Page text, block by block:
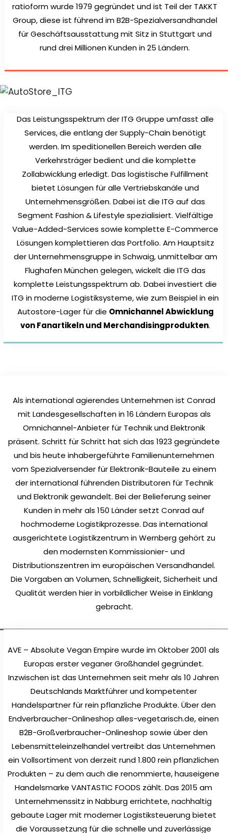
ratioform wurde 1979 gegründet und ist Teil der TAKKT
Group, diese ist führend im B2B-Spezialversandhandel
für Geschäftsausstattung mit Sitz in Stuttgart und
rund drei Millionen Kunden in 25 Ländern.
Das Leistungsspektrum der ITG Gruppe umfasst alle
Services, die entlang der Supply-Chain benötigt
werden. Im speditionellen Bereich werden alle
Verkehrsträger bedient und die komplette
Zollabwicklung erledigt. Das logistische Fulfillment
bietet Lösungen für alle Vertriebskanäle und
Unternehmensgrößen. Dabei ist die ITG auf das
Segment Fashion & Lifestyle spezialisiert. Vielfältige
Value-Added-Services sowie komplette E-Commerce
Lösungen komplettieren das Portfolio. Am Hauptsitz
der Unternehmensgruppe in Schwaig, unmittelbar am
Flughafen München gelegen, wickelt die ITG das
komplette Leistungsspektrum ab. Dabei investiert die
ITG in moderne Logistiksysteme, wie zum Beispiel in ein
Autostore-Lager für die Omnichannel Abwicklung
von Fanartikeln und Merchandisingprodukten.
Als international agierendes Unternehmen ist Conrad
mit Landesgesellschaften in 16 Ländern Europas als
Omnichannel-Anbieter für Technik und Elektronik
präsent. Schritt für Schritt hat sich das 1923 gegründete
und bis heute inhabergeführte Familienunternehmen
vom Spezialversender für Elektronik-Bauteile zu einem
der international führenden Distributoren für Technik
und Elektronik gewandelt. Bei der Belieferung seiner
Kunden in mehr als 150 Länder setzt Conrad auf
hochmoderne Logistikprozesse. Das international
ausgerichtete Logistikzentrum in Wernberg gehört zu
den modernsten Kommissionier- und
Distributionszentren im europäischen Versandhandel.
Die Vorgaben an Volumen, Schnelligkeit, Sicherheit und
Qualität werden hier in vorbildlicher Weise in Einklang
gebracht.
AVE – Absolute Vegan Empire wurde im Oktober 2001 als
Europas erster veganer Großhandel gegründet.
Inzwischen ist das Unternehmen seit mehr als 10 Jahren
Deutschlands Marktführer und kompetenter
Handelspartner für rein pflanzliche Produkte. Über den
Endverbraucher-Onlineshop alles-vegetarisch.de, einen
B2B-Großverbraucher-Onlineshop sowie über den
Lebensmitteleinzelhandel vertreibt das Unternehmen
ein Vollsortiment von derzeit rund 1.800 rein pflanzlichen
Produkten – zu dem auch die renommierte, hauseigene
Handelsmarke VANTASTIC FOODS zählt. Das 2015 am
Unternehmenssitz in Nabburg errichtete, nachhaltig
gebaute Lager mit moderner Logistiksteuerung bietet
die Voraussetzung für die schnelle und zuverlässige